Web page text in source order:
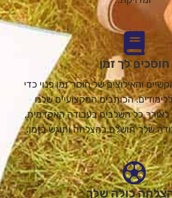
חוסכים לך זמן
והאילוצים של חוסר זמן פנוי כדי
הכותבים המקצועיים שלנו
לאורך כל השלבים בעבודה האקדמית,
שלך תושלם בהצלחה ותוגש בזמן.
כולה שלך